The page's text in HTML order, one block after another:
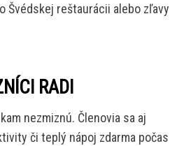
Švédskej reštaurácii alebo zľavy
RADI
nezmiznú. Členovia sa aj
či teplý nápoj zdarma počas